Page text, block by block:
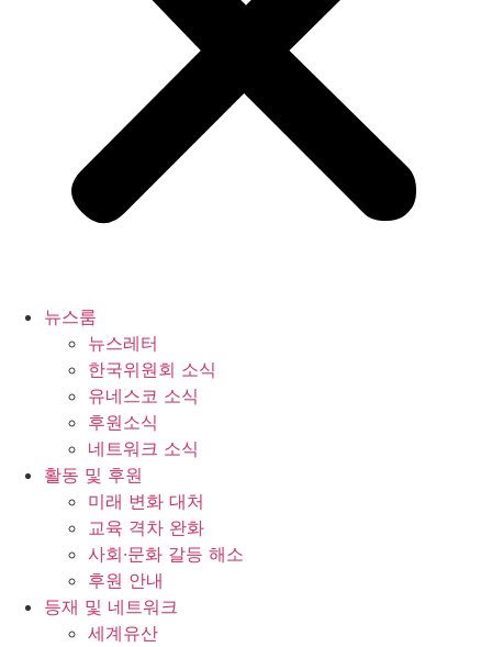
뉴스룸
뉴스레터
한국위원회 소식
유네스코 소식
후원소식
네트워크 소식
활동 및 후원
미래 변화 대처
교육 격차 완화
사회∙문화 갈등 해소
후원 안내
등재 및 네트워크
세계유산